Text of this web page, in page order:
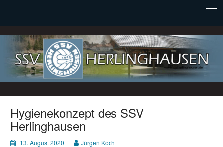
SSV Herlinghausen e. V.
Hygienekonzept des SSV
Herlinghausen
13. August 2020 Jürgen Koch